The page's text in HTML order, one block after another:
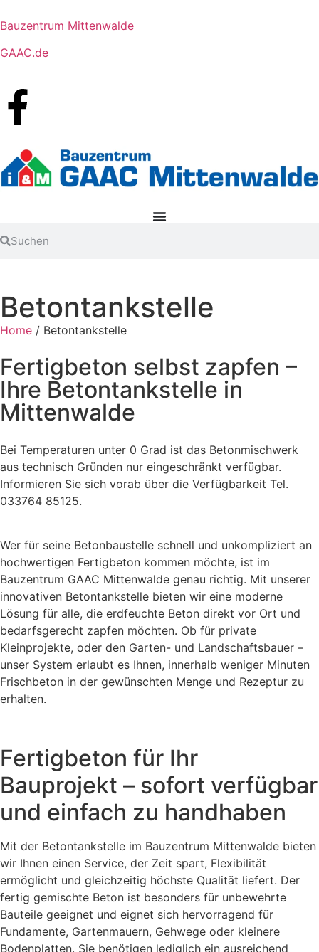
Bauzentrum Mittenwalde
GAAC.de
Beton­tankstelle
Home / Betontankstelle
Fertigbeton selbst zapfen –
Ihre Betontankstelle in
Mittenwalde
Bei Temperaturen unter 0 Grad ist das Betonmischwerk
aus technisch Gründen nur eingeschränkt verfügbar.
Informieren Sie sich vorab über die Verfügbarkeit Tel.
033764 85125.
Wer für seine Betonbaustelle schnell und unkompliziert an
hochwertigen Fertigbeton kommen möchte, ist im
Bauzentrum GAAC Mittenwalde genau richtig. Mit unserer
innovativen Betontankstelle bieten wir eine moderne
Lösung für alle, die erdfeuchte Beton direkt vor Ort und
bedarfsgerecht zapfen möchten. Ob für private
Kleinprojekte, oder den Garten- und Landschaftsbauer –
unser System erlaubt es Ihnen, innerhalb weniger Minuten
Frischbeton in der gewünschten Menge und Rezeptur zu
erhalten.
Fertigbeton für Ihr
Bauprojekt – sofort verfügbar
und einfach zu handhaben
Mit der Betontankstelle im Bauzentrum Mittenwalde bieten
wir Ihnen einen Service, der Zeit spart, Flexibilität
ermöglicht und gleichzeitig höchste Qualität liefert. Der
fertig gemischte Beton ist besonders für unbewehrte
Bauteile geeignet und eignet sich hervorragend für
Fundamente, Gartenmauern, Gehwege oder kleinere
Bodenplatten. Sie benötigen lediglich ein ausreichend